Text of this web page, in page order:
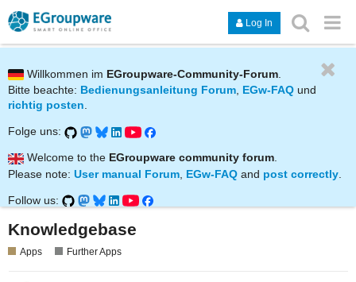
Log In
Willkommen im EGroupware-Community-Forum
Bitte beachte: Bedienungsanleitung Forum, EGw-FAQ und
richtig posten.
Folge uns:
Welcome to the EGroupware community forum.
Please note: User manual Forum EGw-FAQ and post correctly
Follow us:
Knowledgebase
Apps Further Apps